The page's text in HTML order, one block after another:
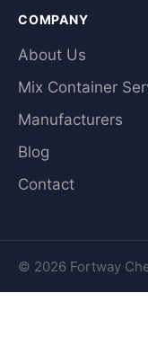
COMPANY
About Us
Mix Container
Manufacturers
Blog
Contact
© 2026 Fortway